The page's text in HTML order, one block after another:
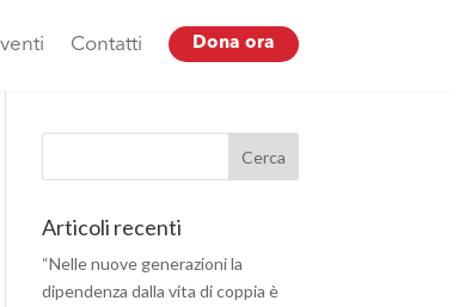
Contatti Dona ora
Articoli recenti
“Nelle nuove generazioni la
dipendenza dalla vita di coppia è